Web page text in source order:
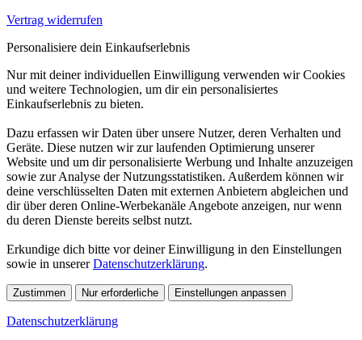
Vertrag widerrufen
Personalisiere dein Einkaufserlebnis
Nur mit deiner individuellen Einwilligung verwenden wir Cookies
und weitere Technologien, um dir ein personalisiertes
Einkaufserlebnis zu bieten.
Dazu erfassen wir Daten über unsere Nutzer, deren Verhalten und
Geräte. Diese nutzen wir zur laufenden Optimierung unserer
Website und um dir personalisierte Werbung und Inhalte anzuzeigen
sowie zur Analyse der Nutzungsstatistiken. Außerdem können wir
deine verschlüsselten Daten mit externen Anbietern abgleichen und
dir über deren Online-Werbekanäle Angebote anzeigen, nur wenn
du deren Dienste bereits selbst nutzt.
Erkundige dich bitte vor deiner Einwilligung in den Einstellungen
sowie in unsererDatenschutzerklärung.
Zustimmen Nur erforderliche Einstellungen anpassen
Datenschutzerklärung